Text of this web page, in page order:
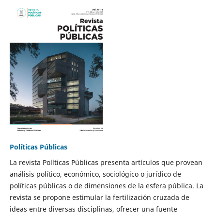
Políticas Públicas
La revista Políticas Públicas presenta artículos que provean
análisis político, económico, sociológico o jurídico de
políticas públicas o de dimensiones de la esfera pública. La
revista se propone estimular la fertilización cruzada de
ideas entre diversas disciplinas, ofrecer una fuente